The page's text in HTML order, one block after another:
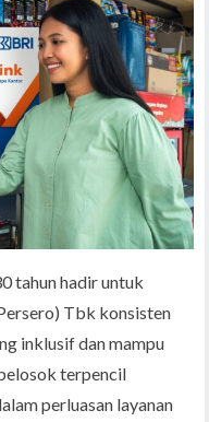
tahun hadir untuk
Tbk konsisten
inklusif dan mampu
terpencil
perluasan layanan